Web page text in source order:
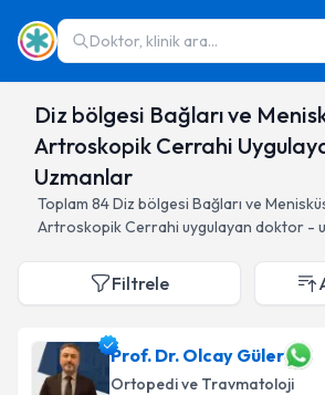
Doktor, klinik ara...
Diz bölgesi Bağları ve
Artroskopik Cerrahi
Uzmanlar
Toplam 84Diz bölgesi Bağları ve
Artroskopik Cerrahi uygulayan doktor -
Filtrele
Prof. Dr. Olcay Güler
Ortopedi ve Travmatoloji